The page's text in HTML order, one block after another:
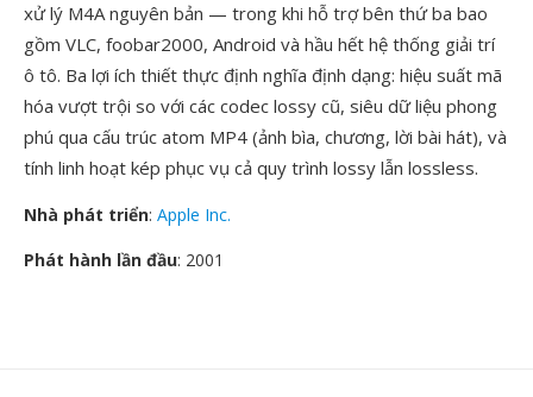
xử lý M4A nguyên bản — trong khi hỗ trợ bên thứ ba bao
gồm VLC, foobar2000, Android và hầu hết hệ thống giải trí
ô tô. Ba lợi ích thiết thực định nghĩa định dạng: hiệu suất mã
hóa vượt trội so với các codec lossy cũ, siêu dữ liệu phong
phú qua cấu trúc atom MP4 (ảnh bìa, chương, lời bài hát), và
tính linh hoạt kép phục vụ cả quy trình lossy lẫn lossless.
Nhà phát triển: Apple Inc.
Phát hành lần đầu: 2001